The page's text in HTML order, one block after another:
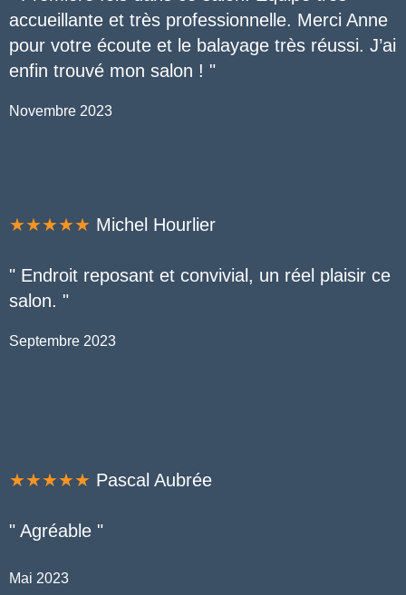
accueillante et très professionnelle. Merci Anne
pour votre écoute et le balayage très réussi. J’ai
enfin trouvé mon salon ! "
Novembre 2023
★★★★★ Michel Hourlier
" Endroit reposant et convivial, un réel plaisir ce
salon. "
Septembre 2023
★★★★★ Pascal Aubrée
" Agréable "
Mai 2023